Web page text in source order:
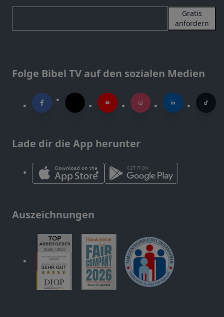
Gratis
anfordern
Folge Bibel TV auf den sozialen Medien
Lade dir die App herunter
Auszeichnungen